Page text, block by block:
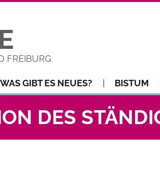
FREIBURG
WAS GIBT ES NEUES? BISTUM
DES